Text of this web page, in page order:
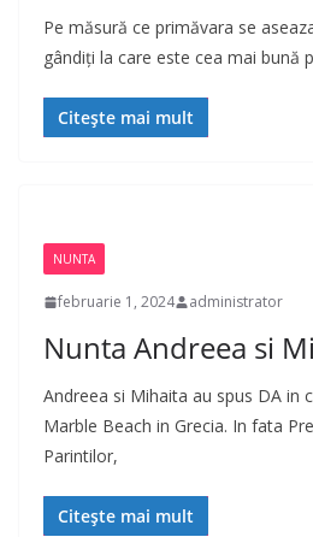
Pe măsură ce primăvara se
gândiți la care este cea mai bună
Citește mai mult
NUNTA
februarie 1, 2024 administrator
Nunta Andreea si
Andreea si Mihaita au spus DA in
Marble Beach in Grecia. In fata
Parintilor,
Citește mai mult